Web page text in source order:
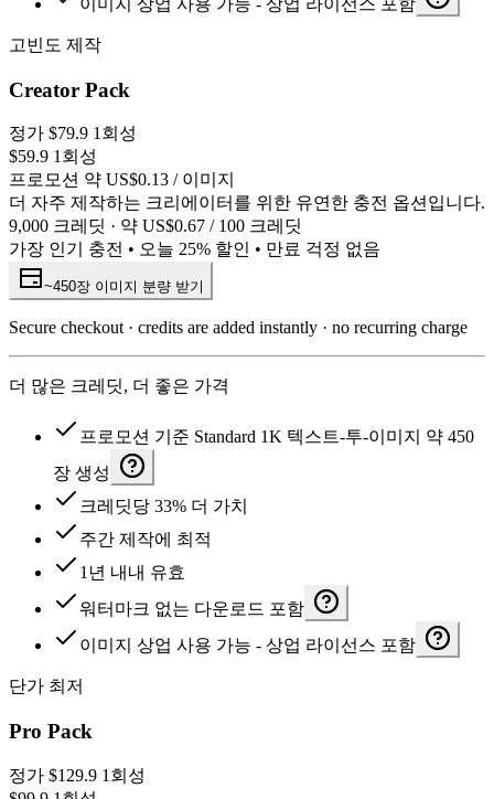
이미지 상업 사용 가능 - 상업 라이선스 포함
고빈도 제작
Creator Pack
정가 $79.9 1회성
$59.9 1회성
프로모션 약 US$0.13 / 이미지
더 자주 제작하는 크리에이터를 위한 유연한 충전 옵션입니다.
9,000 크레딧 · 약 US$0.67 / 100 크레딧
가장 인기 충전 • 오늘 25% 할인 • 만료 걱정 없음
~450장 이미지 분량 받기
Secure checkout · credits are added instantly · no recurring charge
더 많은 크레딧, 더 좋은 가격
프로모션 기준 Standard 1K 텍스트-투-이미지 약 450
장 생성
크레딧당 33% 더 가치
주간 제작에 최적
1년 내내 유효
워터마크 없는 다운로드 포함
이미지 상업 사용 가능 - 상업 라이선스 포함
단가 최저
Pro Pack
정가 $129.9 1회성